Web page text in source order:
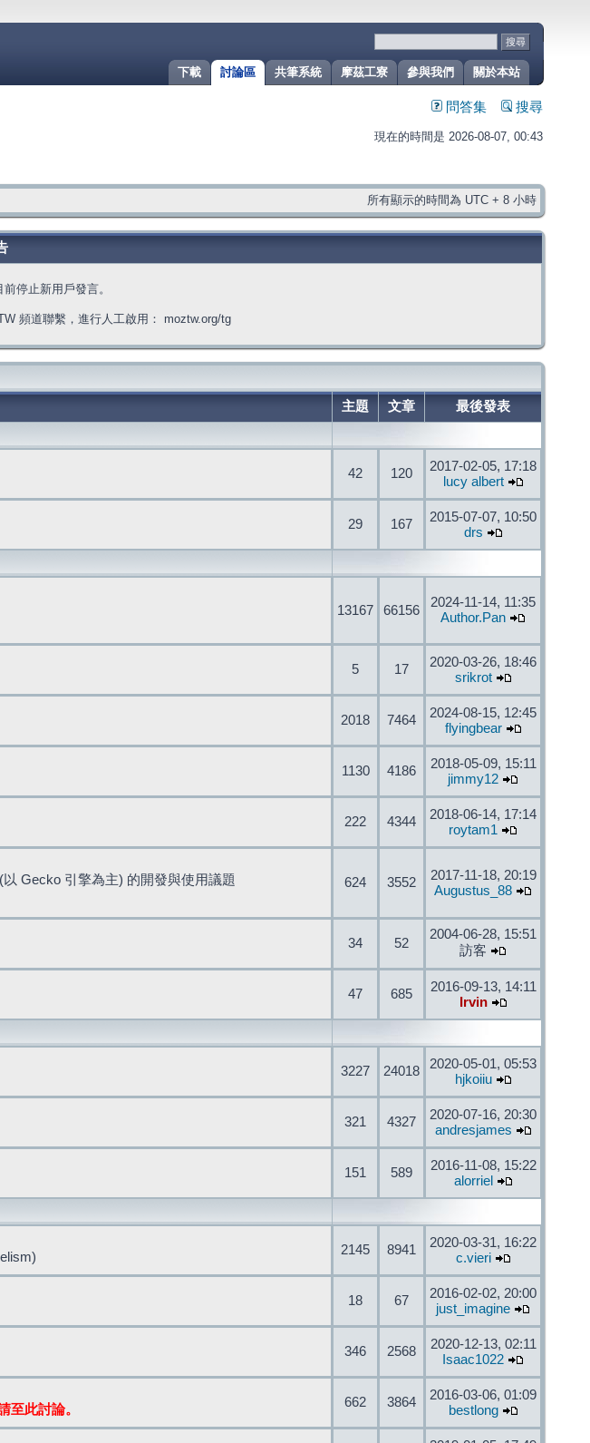
關於本站
參與我們
摩茲工寮
共筆系統
討論區
下載
問答集 搜尋
現在的時間是 2026-08-07, 00:43
所有顯示的時間為 UTC + 8 小時
停止新用戶發言。
頻道聯繫，進行人工啟用： moztw.org/tg
主題 文章
最後發表
42 120
2017-02-05, 17:18
lucy albert
29 167
2015-07-07, 10:50
drs
13167 66156
2024-11-14, 11:35
Author.Pan
5 17
2020-03-26, 18:46
srikrot
2018 7464
2024-08-15, 12:45
flyingbear
1130 4186
2018-05-09, 15:11
jimmy12
222 4344
2018-06-14, 17:14
roytam1
Gecko 引擎為主) 的開發與使用議題
624 3552
2017-11-18, 20:19
Augustus_88
34 52
2004-06-28, 15:51
訪客
47 685
2016-09-13, 14:11
Irvin
3227 24018
2020-05-01, 05:53
hjkoiiu
321 4327
2020-07-16, 20:30
andresjames
151 589
2016-11-08, 15:22
alorriel
2145 8941
2020-03-31, 16:22
c.vieri
18 67
2016-02-02, 20:00
just_imagine
346 2568
2020-12-13, 02:11
Isaac1022
至此討論。 662 3864
2016-03-06, 01:09
bestlong